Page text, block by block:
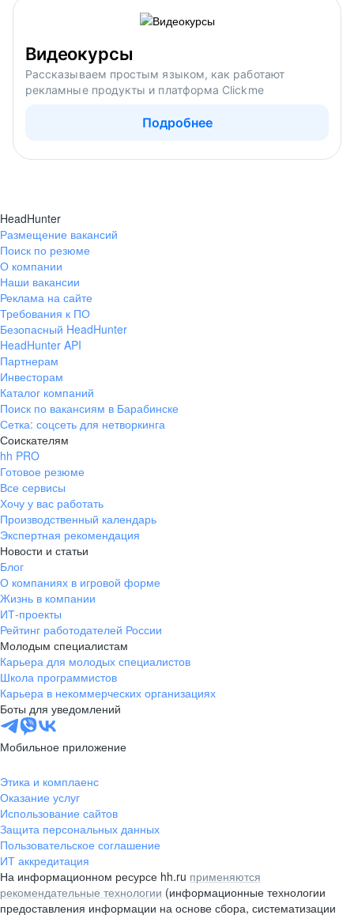
Видеокурсы
Рассказываем простым языком, как работают
рекламные продукты и платформа Clickme
Подробнее
HeadHunter
Размещение вакансий
Поиск по резюме
О компании
Наши вакансии
Реклама на сайте
Требования к ПО
Безопасный HeadHunter
HeadHunter API
Партнерам
Инвесторам
Каталог компаний
Поиск по вакансиям в Барабинске
Сетка: соцсеть для нетворкинга
Соискателям
hh PRO
Готовое резюме
Все сервисы
Хочу у вас работать
Производственный календарь
Экспертная рекомендация
Новости и статьи
Блог
О компаниях в игровой форме
Жизнь в компании
ИТ-проекты
Рейтинг работодателей России
Молодым специалистам
Карьера для молодых специалистов
Школа программистов
Карьера в некоммерческих организациях
Боты для уведомлений
Мобильное приложение
Этика и комплаенс
Оказание услуг
Использование сайтов
Защита персональных данных
Пользовательское соглашение
ИТ аккредитация
На информационном ресурсе hh.ru применяются
рекомендательные технологии (информационные технологии
предоставления информации на основе сбора, систематизации